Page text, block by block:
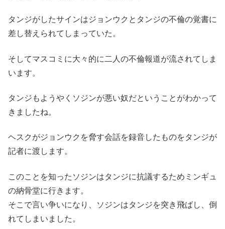
タンジがしたサインはジョンウクとタンジの不倫の覚書に
差し替えられてしまっていた。
そしてマスコミに大々的に二人の不倫報道が流されてしま
います。
タンジもようやくソジンが悪い奴だということがわかって
きましたね。
ヘスクがジョンウクを脅す会話を録音したものをタンジが
記者に渡します。
このことを知ったソジンはタンジに抗議するためミンギュ
の納骨堂に行きます。
そこで言い争いになり、ソジンはタンジを突き飛ばし、倒
れてしまいました。